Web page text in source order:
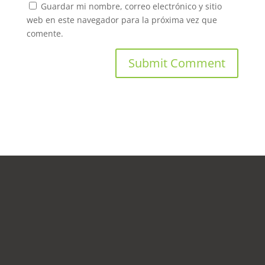
Guardar mi nombre, correo electrónico y sitio
web en este navegador para la próxima vez que
comente.